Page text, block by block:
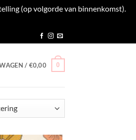
(op volgorde van binnenkomst).
/ €0,00 0